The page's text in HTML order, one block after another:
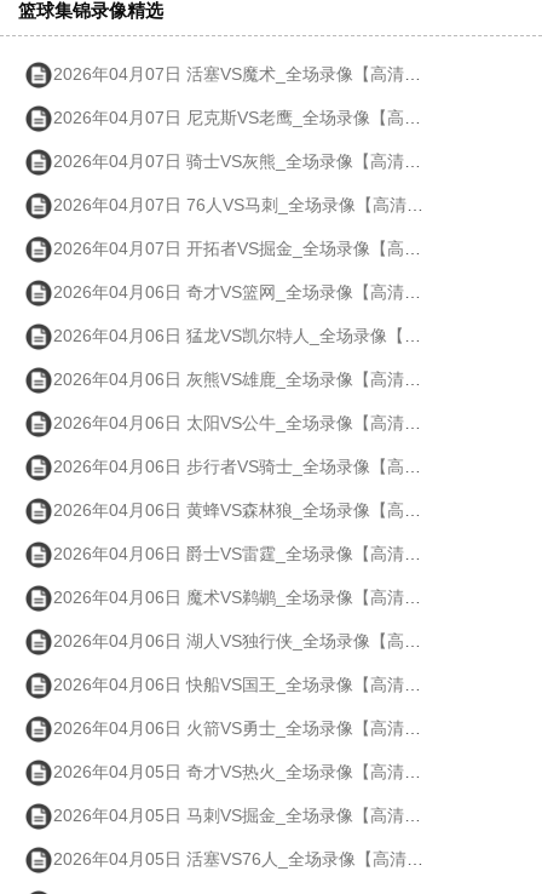
篮球集锦录像精选
2026年04月07日 活塞VS魔术_全场录像【高清回放】
2026年04月07日 尼克斯VS老鹰_全场录像【高清回放】
2026年04月07日 骑士VS灰熊_全场录像【高清回放】
2026年04月07日 76人VS马刺_全场录像【高清回放】
2026年04月07日 开拓者VS掘金_全场录像【高清回放】
2026年04月06日 奇才VS篮网_全场录像【高清回放】
2026年04月06日 猛龙VS凯尔特人_全场录像【高清回放】
2026年04月06日 灰熊VS雄鹿_全场录像【高清回放】
2026年04月06日 太阳VS公牛_全场录像【高清回放】
2026年04月06日 步行者VS骑士_全场录像【高清回放】
2026年04月06日 黄蜂VS森林狼_全场录像【高清回放】
2026年04月06日 爵士VS雷霆_全场录像【高清回放】
2026年04月06日 魔术VS鹈鹕_全场录像【高清回放】
2026年04月06日 湖人VS独行侠_全场录像【高清回放】
2026年04月06日 快船VS国王_全场录像【高清回放】
2026年04月06日 火箭VS勇士_全场录像【高清回放】
2026年04月05日 奇才VS热火_全场录像【高清回放】
2026年04月05日 马刺VS掘金_全场录像【高清回放】
2026年04月05日 活塞VS76人_全场录像【高清回放】